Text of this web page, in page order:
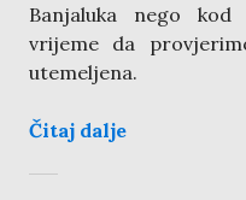
Banjaluka nego kod
vrijeme da
utemeljena.
Čitaj dalje